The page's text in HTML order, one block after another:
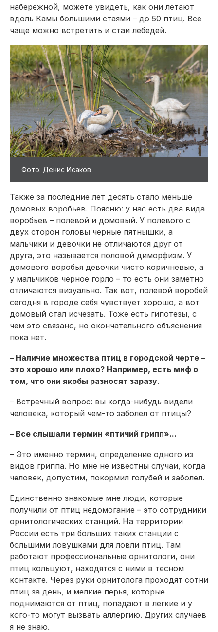
набережной, можете увидеть, как они летают
вдоль Камы большими стаями – до 50 птиц. Все
чаще можно встретить и стаи лебедей.
Фото: Денис Исаков
Также за последние лет десять стало меньше
домовых воробьев. Поясню: у нас есть два вида
воробьев – полевой и домовый. У полевого с
двух сторон головы черные пятнышки, а
мальчики и девочки не отличаются друг от
друга, это называется половой диморфизм. У
домового воробья девочки чисто коричневые, а
у мальчиков черное горло – то есть они заметно
отличаются визуально. Так вот, полевой воробей
сегодня в городе себя чувствует хорошо, а вот
домовый стал исчезать. Тоже есть гипотезы, с
чем это связано, но окончательного объяснения
пока нет.
– Наличие множества птиц в городской черте –
это хорошо или плохо? Например, есть миф о
том, что они якобы разносят заразу.
– Встречный вопрос: вы когда-нибудь видели
человека, который чем-то заболел от птицы?
– Все слышали термин «птичий грипп»...
– Это именно термин, определение одного из
видов гриппа. Но мне не известны случаи, когда
человек, допустим, покормил голубей и заболел.
Единственно знакомые мне люди, которые
получили от птиц недомогание – это сотрудники
орнитологических станций. На территории
России есть три больших таких станции с
большими ловушками для ловли птиц. Там
работают профессиональные орнитологи, они
птиц кольцуют, находятся с ними в тесном
контакте. Через руки орнитолога проходят сотни
птиц за день, и мелкие перья, которые
поднимаются от птиц, попадают в легкие и у
кого-то могут вызвать аллергию. Других случаев
я не знаю.